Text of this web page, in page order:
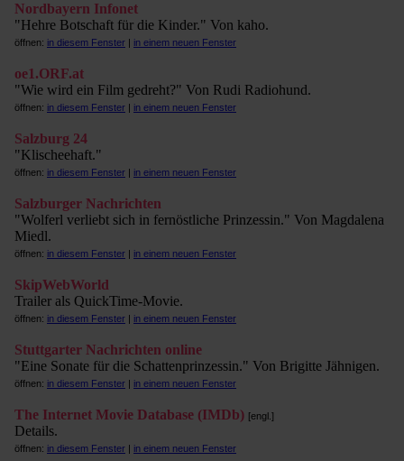
Nordbayern Infonet
"Hehre Botschaft für die Kinder." Von kaho.
öffnen: in diesem Fenster | in einem neuen Fenster
oe1.ORF.at
"Wie wird ein Film gedreht?" Von Rudi Radiohund.
öffnen: in diesem Fenster | in einem neuen Fenster
Salzburg 24
"Klischeehaft."
öffnen: in diesem Fenster | in einem neuen Fenster
Salzburger Nachrichten
"Wolferl verliebt sich in fernöstliche Prinzessin." Von Magdalena
Miedl.
öffnen: in diesem Fenster | in einem neuen Fenster
SkipWebWorld
Trailer als QuickTime-Movie.
öffnen: in diesem Fenster | in einem neuen Fenster
Stuttgarter Nachrichten online
"Eine Sonate für die Schattenprinzessin." Von Brigitte Jähnigen.
öffnen: in diesem Fenster | in einem neuen Fenster
The Internet Movie Database (IMDb) [engl.]
Details.
öffnen: in diesem Fenster | in einem neuen Fenster